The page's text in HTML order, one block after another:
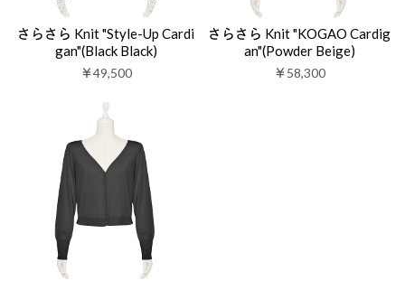
さらさら Knit "Style-Up Cardi
gan"(Black Black)
￥49,500
さらさら Knit "KOGAO Cardig
an"(Powder Beige)
￥58,300